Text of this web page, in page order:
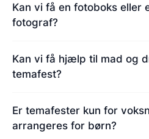
Kan vi få en fotoboks eller
fotograf?
Kan vi få hjælp til mad og
temafest?
Er temafester kun for
arrangeres for børn?